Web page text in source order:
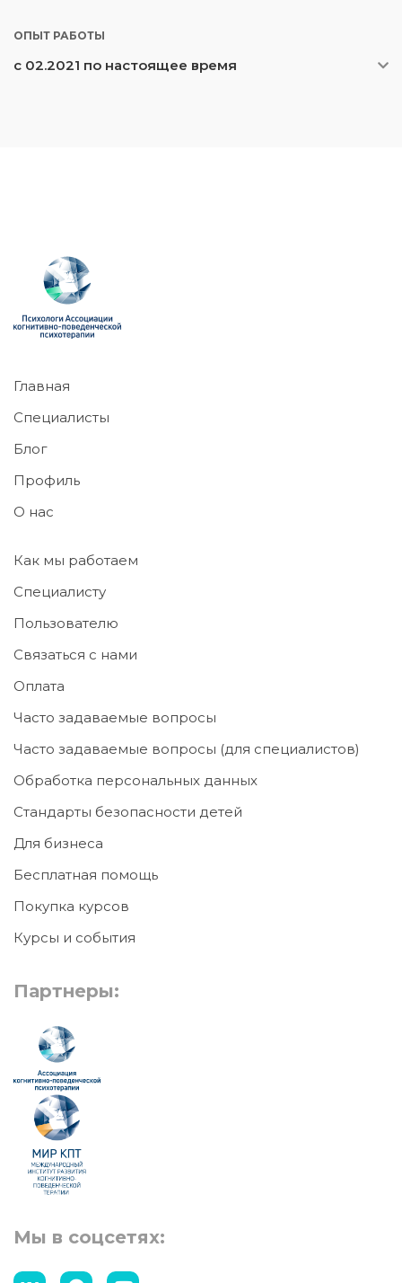
ОПЫТ РАБОТЫ
с 02.2021 по настоящее время
Главная
Специалисты
Блог
Профиль
О нас
Как мы работаем
Специалисту
Пользователю
Связаться с нами
Оплата
Часто задаваемые вопросы
Часто задаваемые вопросы (для специалистов)
Обработка персональных данных
Стандарты безопасности детей
Для бизнеса
Бесплатная помощь
Покупка курсов
Курсы и события
Партнеры:
Мы в соцсетях: